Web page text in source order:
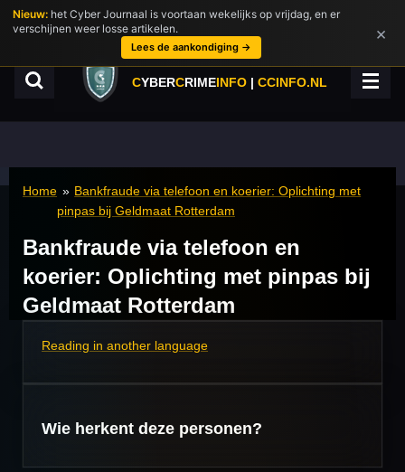
Ga
direct
hoofdinhoud
CYBERCRIMEINFO | CCINFO.NL
Home » Bankfraude via telefoon en koerier: Oplichting met
pinpas bij Geldmaat Rotterdam
Bankfraude via telefoon en
koerier: Oplichting met pinpas bij
Geldmaat Rotterdam
Reading in another language
Wie herkent deze personen?
Nieuw: het Cyber Journaal is voortaan wekelijks op vrijdag, en er
verschijnen weer losse artikelen.
Lees de aankondiging →
×